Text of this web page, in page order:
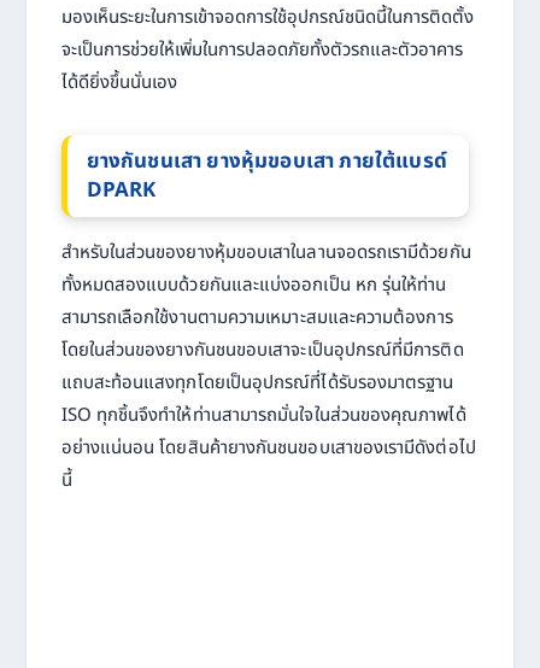
มองเห็นระยะในการเข้าจอดการใช้อุปกรณ์ชนิดนี้ในการติดตั้ง
จะเป็นการช่วยให้เพิ่มในการปลอดภัยทั้งตัวรถและตัวอาคาร
ได้ดียิ่งขึ้นนั่นเอง
ยางกันชนเสา ยางหุ้มขอบเสา ภายใต้แบรด์
DPARK
สำหรับในส่วนของยางหุ้มขอบเสาในลานจอดรถเรามีด้วยกัน
ทั้งหมดสองแบบด้วยกันและแบ่งออกเป็น หก รุ่นให้ท่าน
สามารถเลือกใช้งานตามความเหมาะสมและความต้องการ
โดยในส่วนของยางกันชนขอบเสาจะเป็นอุปกรณ์ที่มีการติด
แถบสะท้อนแสงทุกโดยเป็นอุปกรณ์ที่ได้รับรองมาตรฐาน
ISO ทุกชิ้นจึงทำให้ท่านสามารถมั่นใจในส่วนของคุณภาพได้
อย่างแน่นอน โดยสินค้ายางกันชนขอบเสาของเรามีดังต่อไป
นี้